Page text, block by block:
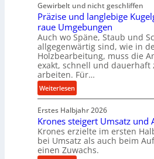
b
e
i
m
D
r
ü
c
k
p
r
o
z
e
u
g
e
l
g
e
w
i
n
e
t
r
i
Gewirbelt und nicht geschliffen
Präzise und langlebige
raue Umgebungen
Auch wo Späne, Staub und
allgegenwärtig sind, wie in
Holzbearbeitung, muss die
exakt, schnell und dauerhaft
arbeiten. Für…
Weiterlesen:
P
r
ä
z
i
s
Erstes Halbjahr 2026
Krones steigert Umsatz und
Krones erzielte im ersten
bei Umsatz als auch beim
einen Zuwachs.